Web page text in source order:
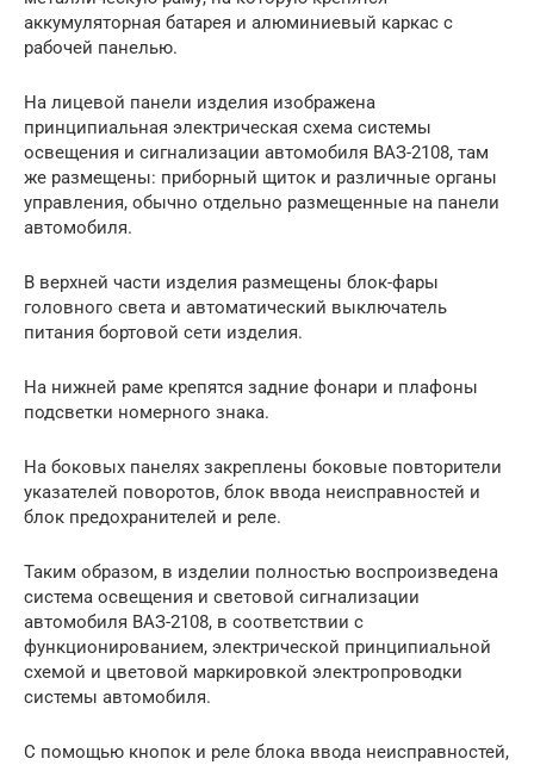
аккумуляторная батарея и алюминиевый каркас с
рабочей панелью.
На лицевой панели изделия изображена
принципиальная электрическая схема системы
освещения и сигнализации автомобиля ВАЗ-2108, там
же размещены: приборный щиток и различные органы
управления, обычно отдельно размещенные на панели
автомобиля.
В верхней части изделия размещены блок-фары
головного света и автоматический выключатель
питания бортовой сети изделия.
На нижней раме крепятся задние фонари и плафоны
подсветки номерного знака.
На боковых панелях закреплены боковые повторители
указателей поворотов, блок ввода неисправностей и
блок предохранителей и реле.
Таким образом, в изделии полностью воспроизведена
система освещения и световой сигнализации
автомобиля ВАЗ-2108, в соответствии с
функционированием, электрической принципиальной
схемой и цветовой маркировкой электропроводки
системы автомобиля.
С помощью кнопок и реле блока ввода неисправностей,